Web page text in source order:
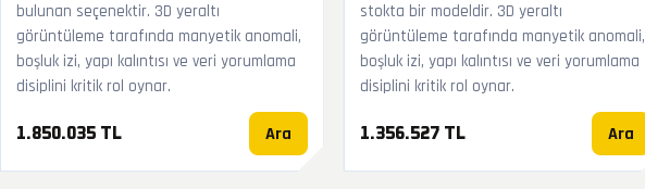
bulunan seçenektir. 3D yeraltı
görüntüleme tarafında manyetik anomali,
boşluk izi, yapı kalıntısı ve veri yorumlama
disiplini kritik rol oynar.
1.850.035 TL Ara
stokta bir modeldir. 3D yeraltı
görüntüleme tarafında manyetik anomali,
boşluk izi, yapı kalıntısı ve veri yorumlama
disiplini kritik rol oynar.
1.356.527 TL Ara